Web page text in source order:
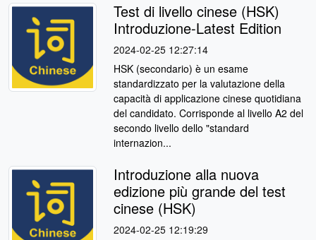
Test di livello cinese (HSK)
Introduzione-Latest Edition
2024-02-25 12:27:14
HSK (secondario) è un esame
standardizzato per la valutazione della
capacità di applicazione cinese quotidiana
del candidato. Corrisponde al livello A2 del
secondo livello dello "standard
internazion...
Introduzione alla nuova
edizione più grande del test
cinese (HSK)
2024-02-25 12:19:29